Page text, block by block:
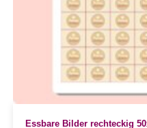
Essbare Bilder rechteckig